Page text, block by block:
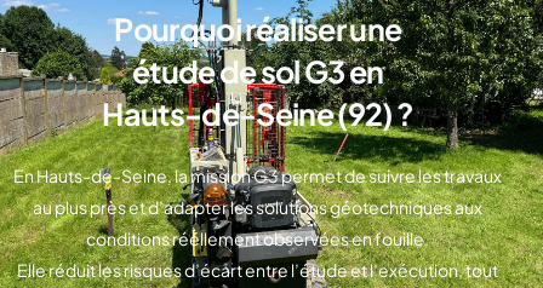
Pourquoi réaliser une
étude de sol G3 en
Hauts-de-Seine (92) ?
En Hauts-de-Seine, la mission G3 permet de suivre les travaux
au plus près et d’adapter les solutions géotechniques aux
conditions réellement observées en fouille.
Elle réduit les risques d’écart entre l’étude et l’exécution, tout